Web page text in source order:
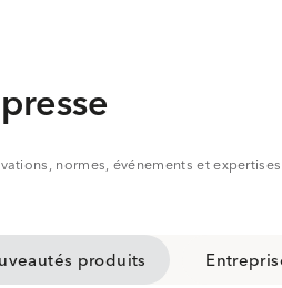
normes, événements et expertises.
produits